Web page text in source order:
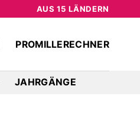
AUS 15 LÄNDERN
PROMILLERECHNER
JAHRGÄNGE